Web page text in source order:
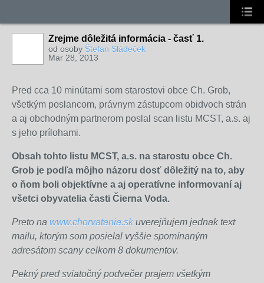
Zrejme dôležitá informácia - časť 1.
od osoby Štefan Sládeček
Mar 28, 2013
Pred cca 10 minútami som starostovi obce Ch. Grob,
všetkým poslancom, právnym zástupcom obidvoch strán
a aj obchodným partnerom poslal scan listu MCST, a.s. aj
s jeho prílohami.
Obsah tohto listu MCST, a.s. na starostu obce Ch.
Grob je podľa môjho názoru dosť dôležitý na to, aby
o ňom boli objektívne a aj operatívne informovaní aj
všetci obyvatelia časti Čierna Voda.
Preto na www.chorvatania.skuverejňujem jednak text
mailu, ktorým som posielal vyššie spomínaným
adresátom scany celkom 8 dokumentov.
Pekný pred sviatočný podvečer prajem všetkým